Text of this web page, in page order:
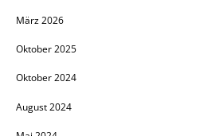
März 2026
Oktober 2025
Oktober 2024
August 2024